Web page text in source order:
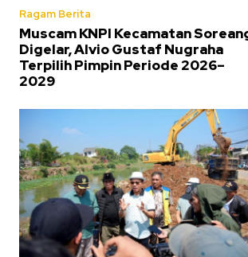
Ragam Berita
Muscam KNPI Kecamatan
Digelar, Alvio Gustaf Nugraha
Terpilih Pimpin Periode 2026–
2029